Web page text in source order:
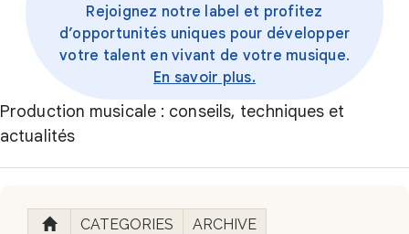
Rejoignez notre label et profitez
d’opportunités uniques pour développer
votre talent en vivant de votre musique.
En savoir plus.
Production musicale : conseils, techniques et
actualités
CATEGORIES ARCHIVE